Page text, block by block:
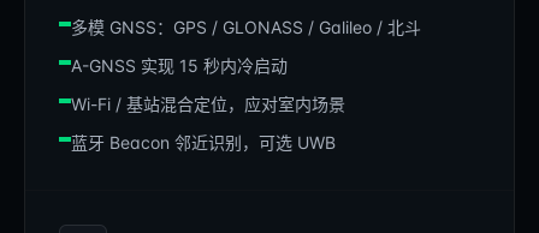
多模 GNSS：GPS / GLONASS / Galileo / 北斗
A-GNSS 实现 15 秒内冷启动
Wi-Fi / 基站混合定位，应对室内场景
蓝牙 Beacon 邻近识别，可选 UWB